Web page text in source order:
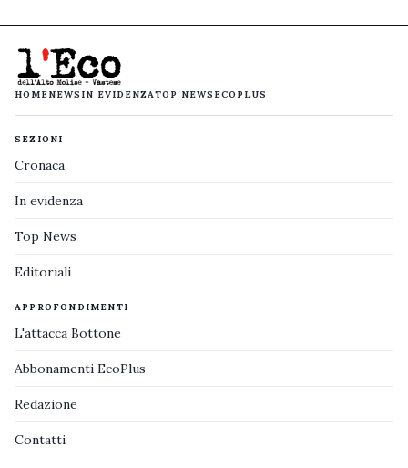
HOMENEWS IN EVIDENZATOP NEWS ECOPLUS
SEZIONI
Cronaca
In evidenza
Top News
Editoriali
APPROFONDIMENTI
L'attacca Bottone
Abbonamenti EcoPlus
Redazione
Contatti